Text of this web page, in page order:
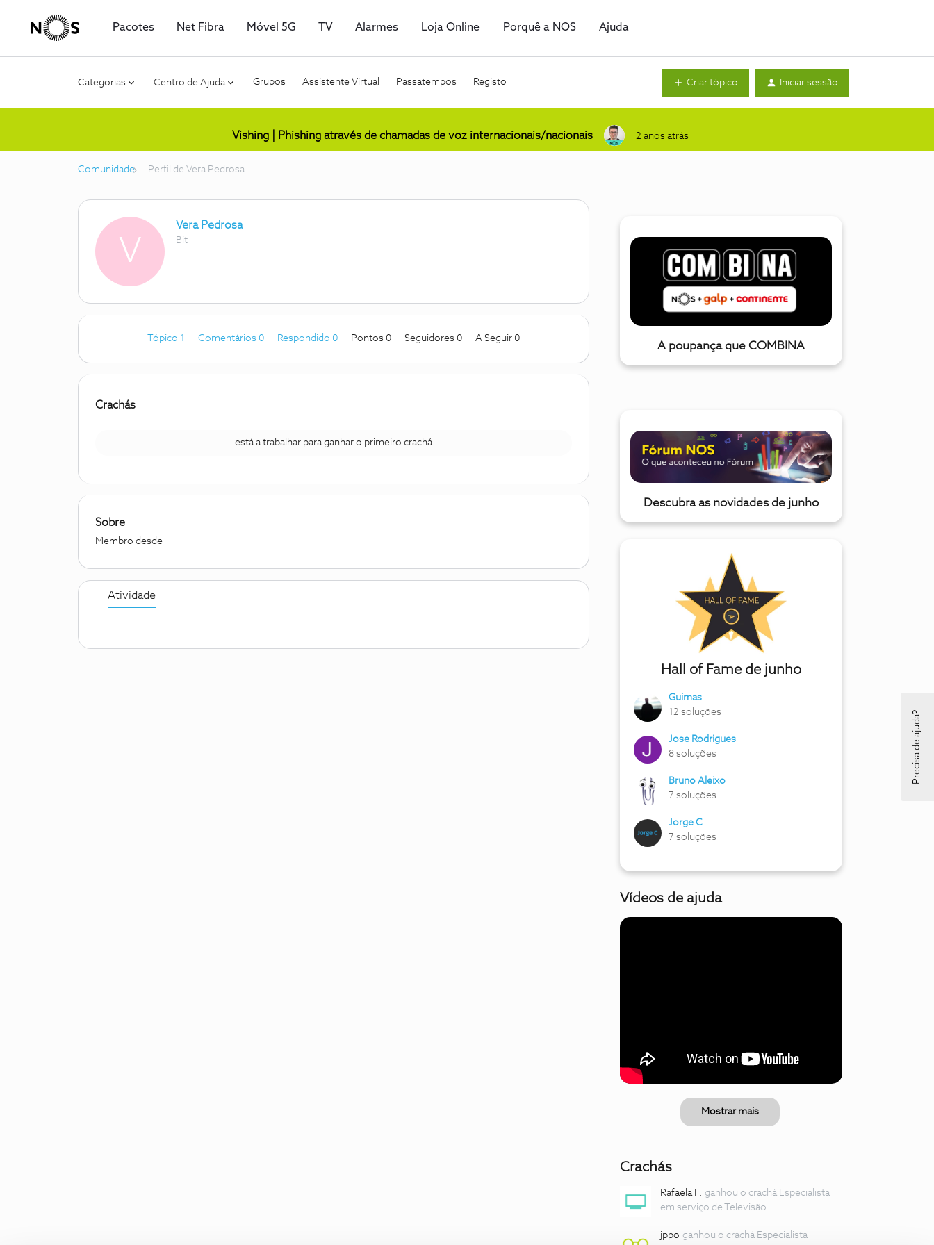
Pacotes Net Fibra Móvel 5G TV Alarmes Loja Online Porquê a NOS Ajuda
Categorias Centro de Ajuda Grupos Assistente Virtual Passatempos Registo Criar tópico Iniciar sessão
Vishing | Phishing através de chamadas de voz internacionais/nacionais 2 anos atrás
Comunidade Perfil de Vera Pedrosa
V
Vera Pedrosa
Bit
Tópico 1 Comentários 0 Respondido 0 Pontos 0 Seguidores 0 A Seguir 0
Crachás
está a trabalhar para ganhar o primeiro crachá
Sobre
Membro desde
Atividade
A poupança que COMBINA
Descubra as novidades de junho
Hall of Fame de junho
Guimas
12 soluções
Jose Rodrigues
8 soluções
Bruno Aleixo
7 soluções
Jorge C
7 soluções
Vídeos de ajuda
Mostrar mais
Crachás
Rafaela F. ganhou o crachá Especialista
em serviço de Televisão
jppo ganhou o crachá Especialista
Precisa de ajuda?